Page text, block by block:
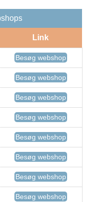
Link
Besøg webshop
Besøg webshop
Besøg webshop
Besøg webshop
Besøg webshop
Besøg webshop
Besøg webshop
Besøg webshop